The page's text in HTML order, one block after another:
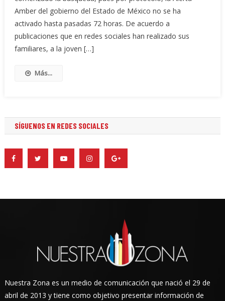
Amber del gobierno del Estado de México no se ha
activado hasta pasadas 72 horas. De acuerdo a
publicaciones que en redes sociales han realizado sus
familiares, a la joven […]
Más...
SÍGUENOS EN REDES SOCIALES
Nuestra Zona es un medio de comunicación que nació el 29 de
abril de 2013 y tiene como objetivo presentar información de